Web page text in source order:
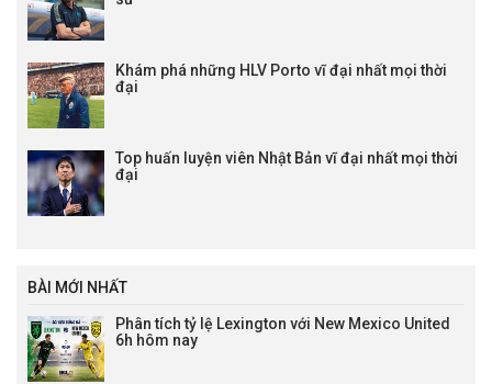
Khám phá những HLV Porto vĩ đại nhất mọi thời
đại
Top huấn luyện viên Nhật Bản vĩ đại nhất mọi thời
đại
BÀI MỚI NHẤT
Phân tích tỷ lệ Lexington với New Mexico United
6h hôm nay